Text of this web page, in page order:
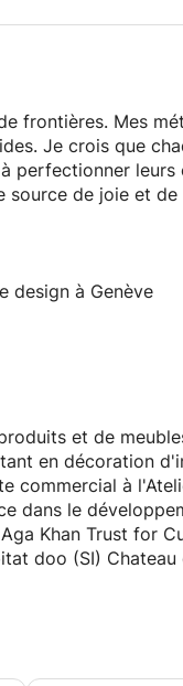
frontières. Mes
Je crois que
perfectionner leurs
de joie et de
design à Genève
et de
en décoration
commercial à
dans le
Khan Trust for
doo (SI)